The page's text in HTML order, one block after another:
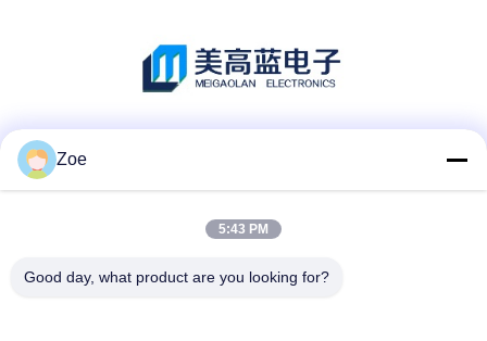
Zoe
5:43 PM
Good day, what product are you looking for?